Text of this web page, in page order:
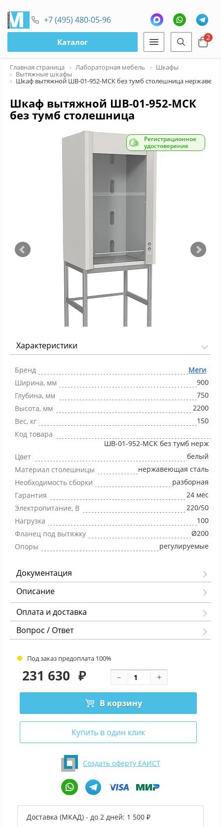
+7 (495) 480-05-96
Каталог 2
Главная страница Лабораторная мебель Шкафы
Вытяжные шкафы
Шкаф вытяжной ШВ-01-952-МСК без тумб столешница
Шкаф вытяжной ШВ-01-952-МСК
без тумб столешница
нержавеющая сталь
Регистрационное
удостоверение
Характеристики
Бренд
Меги
Ширина, мм
900
Глубина, мм
750
Высота, мм
2200
Вес, кг
150
Код товара
ШВ-01-952-МСК без тумб нерж
Цвет
белый
Материал столешницы
нержавеющая сталь
Необходимость сборки
разборная
Гарантия
24 мес
Электропитание, В
220/50
Нагрузка
100
Фланец под вытяжку
Ø200
Опоры
регулируемые
Документация
Описание
Оплата и доставка
Вопрос / Ответ
Под заказ предоплата 100%
231 630 ₽
В корзину
Купить в один клик
Создать оферту ЕАИСТ
Доставка (МКАД) - до 2 дней: 1 500 ₽